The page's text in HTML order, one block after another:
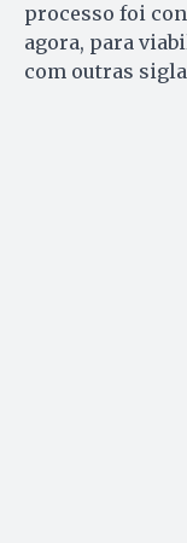
processo foi
agora, para
com outras